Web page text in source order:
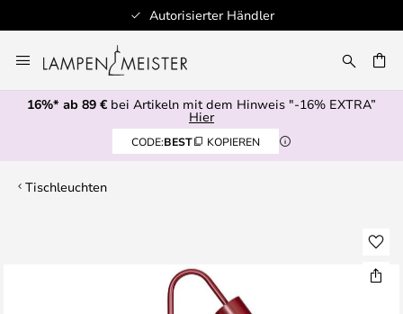
Autorisierter Händler
Inhalt
springen
16%* ab 89 € bei Artikeln mit dem Hinweis "-16% EXTRA”
Hier
CODE:BEST KOPIEREN
Tischleuchten